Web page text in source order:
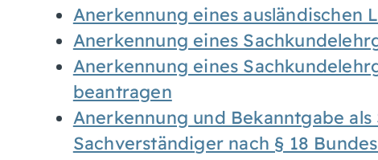
Anerkennung eines ausländischen
Anerkennung eines
Anerkennung eines
beantragen
Anerkennung und Bekanntgabe
Sachverständiger nach § 18